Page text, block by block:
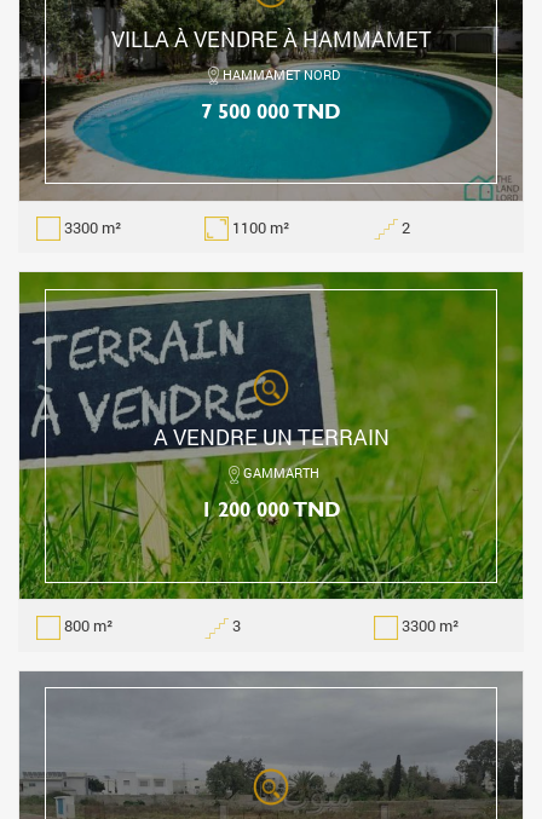
VILLA À VENDRE À HAMMAMET
HAMMAMET NORD
7 500 000 TND
3300 m² 1100 m² 2
A VENDRE UN TERRAIN
GAMMARTH
1 200 000 TND
800 m² 3 3300 m²